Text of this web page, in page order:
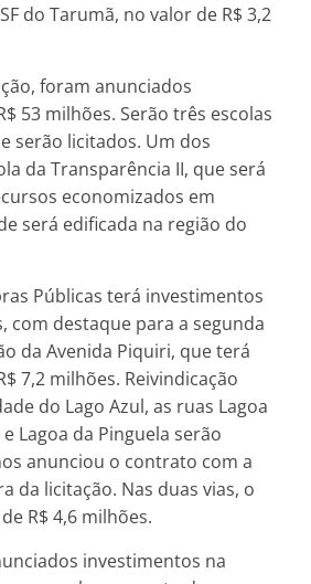
do Tarumã, no valor de R$ 3,2
foram anunciados
53 milhões. Serão três escolas
serão licitados. Um dos
da Transparência II, que será
economizados em
será edificada na região do
Públicas terá investimentos
com destaque para a segunda
da Avenida Piquiri, que terá
7,2 milhões. Reivindicação
do Lago Azul, as ruas Lagoa
Lagoa da Pinguela serão
anunciou o contrato com a
da licitação. Nas duas vias, o
R$ 4,6 milhões.
investimentos na